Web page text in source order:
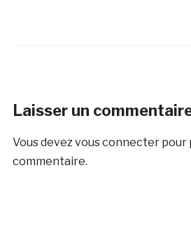
Laisser un
Vous devezvous connecterpour
commentaire.